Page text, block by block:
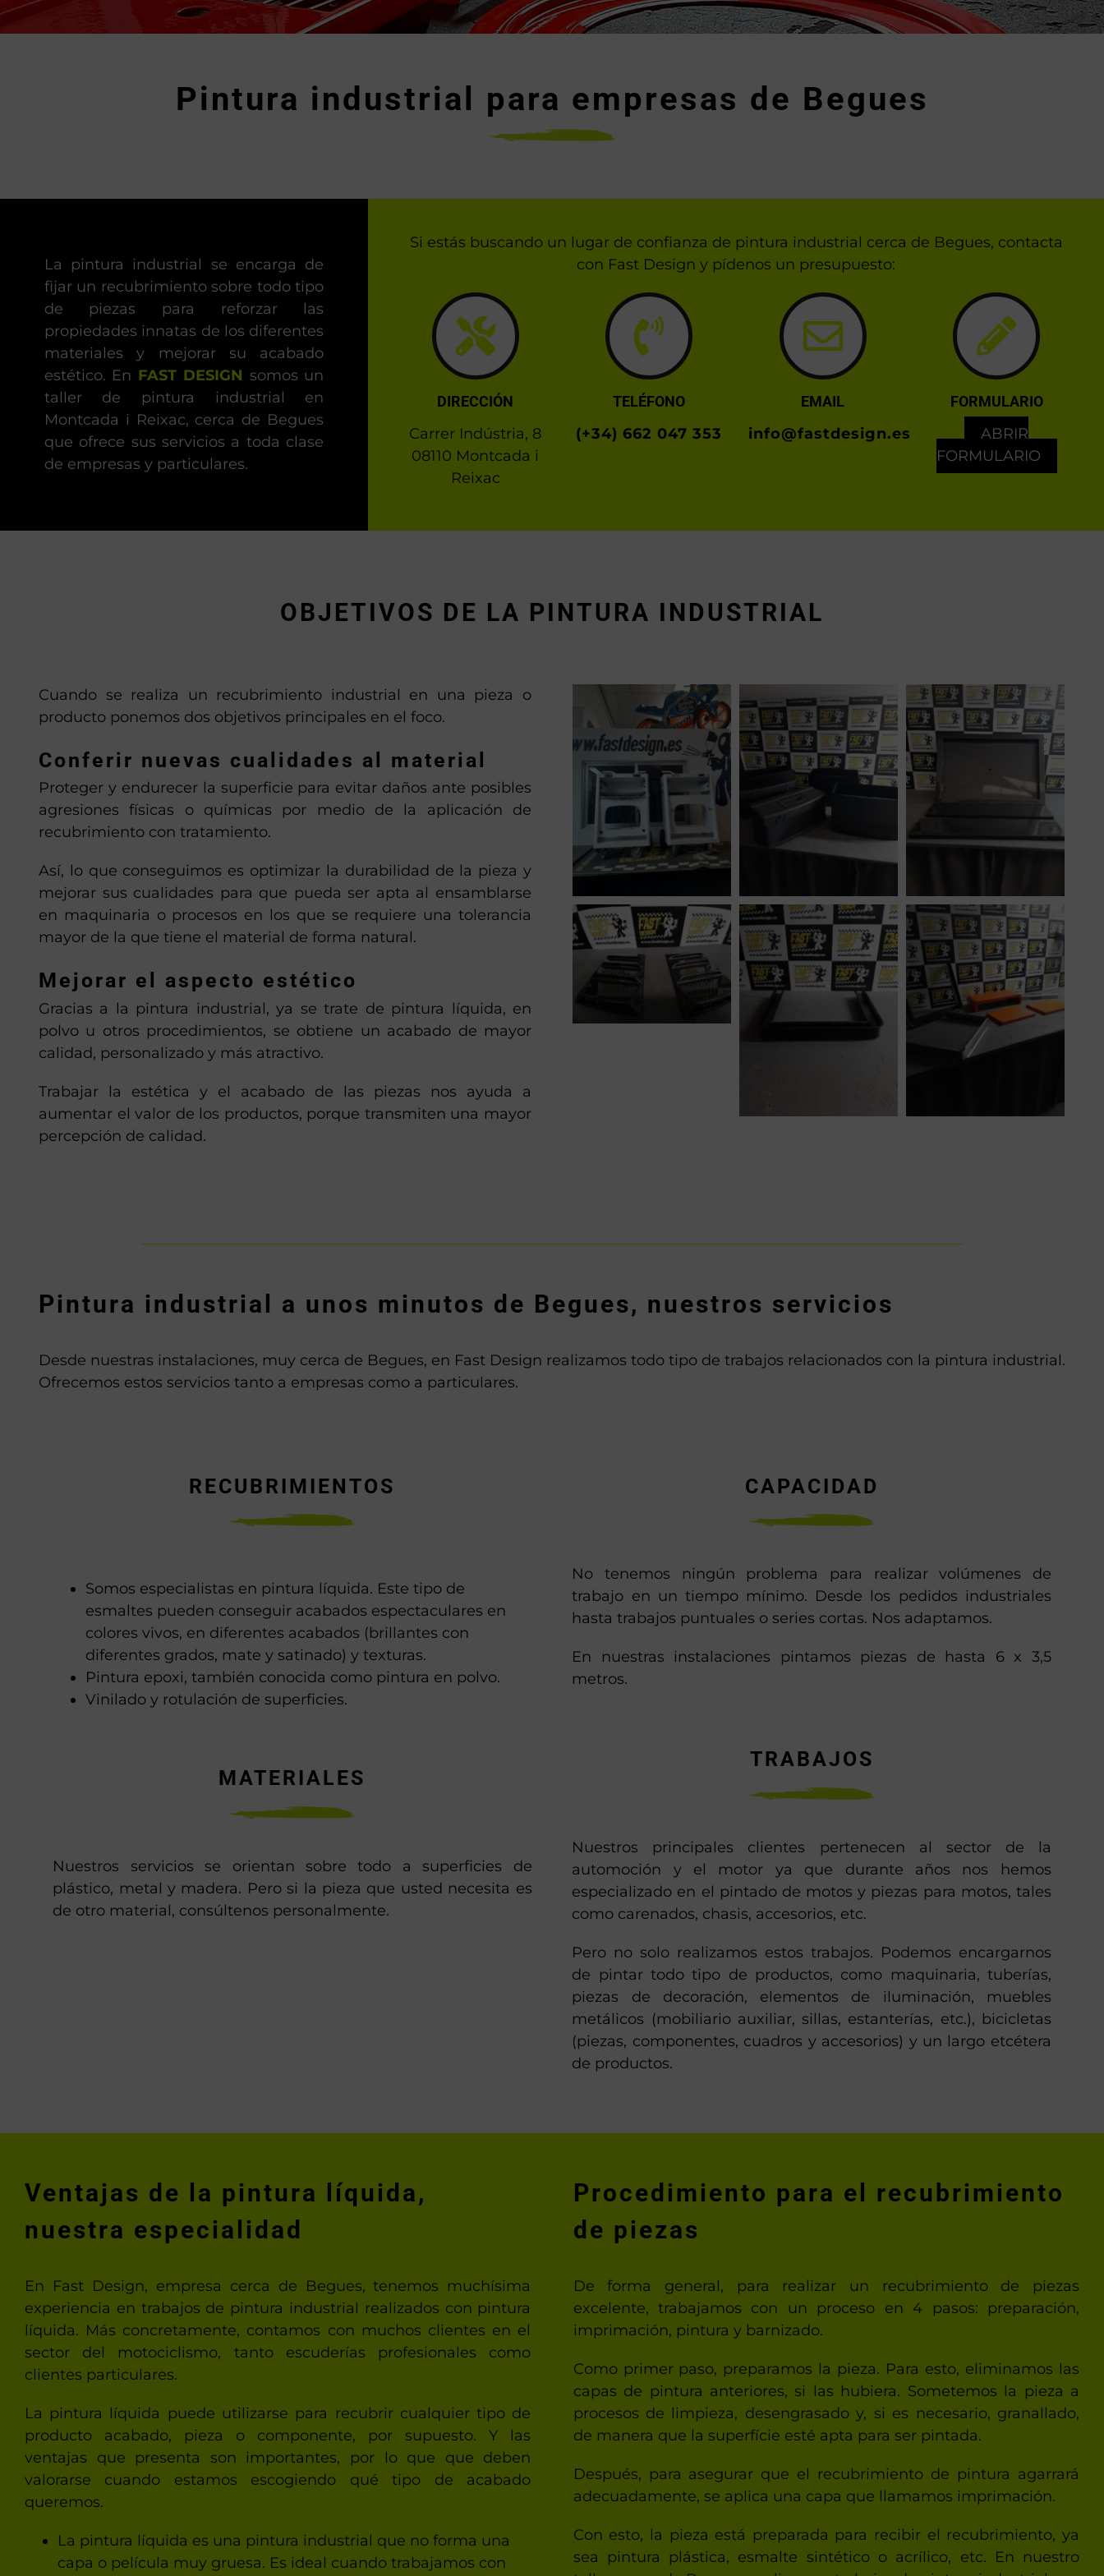
Pintura industrial para empresas de Begues
La pintura industrial se encarga de
fijar un recubrimiento sobre todo tipo
de piezas para reforzar las
propiedades innatas de los diferentes
materiales y mejorar su acabado
estético. En FAST DESIGN somos un
taller de pintura industrial en
Montcada i Reixac, cerca de Begues
que ofrece sus servicios a toda clase
de empresas y particulares.
Si estás buscando un lugar de confianza de pintura industrial cerca de Begues, contacta
con Fast Design y pídenos un presupuesto:
DIRECCIÓN
Carrer Indústria, 8
08110 Montcada i
Reixac
TELÉFONO
(+34) 662 047 353
EMAIL
info@fastdesign.es
FORMULARIO
ABRIR
FORMULARIO
OBJETIVOS DE LA PINTURA INDUSTRIAL
Cuando se realiza un recubrimiento industrial en una pieza o
producto ponemos dos objetivos principales en el foco.
Conferir nuevas cualidades al material
Proteger y endurecer la superficie para evitar daños ante posibles
agresiones físicas o químicas por medio de la aplicación de
recubrimiento con tratamiento.
Así, lo que conseguimos es optimizar la durabilidad de la pieza y
mejorar sus cualidades para que pueda ser apta al ensamblarse
en maquinaria o procesos en los que se requiere una tolerancia
mayor de la que tiene el material de forma natural.
Mejorar el aspecto estético
Gracias a la pintura industrial, ya se trate de pintura líquida, en
polvo u otros procedimientos, se obtiene un acabado de mayor
calidad, personalizado y más atractivo.
Trabajar la estética y el acabado de las piezas nos ayuda a
aumentar el valor de los productos, porque transmiten una mayor
percepción de calidad.
Pintura industrial a unos minutos de Begues, nuestros servicios
Desde nuestras instalaciones, muy cerca de Begues, en Fast Design realizamos todo tipo de trabajos relacionados con la pintura industrial.
Ofrecemos estos servicios tanto a empresas como a particulares.
RECUBRIMIENTOS
Somos especialistas en pintura líquida. Este tipo de
esmaltes pueden conseguir acabados espectaculares en
colores vivos, en diferentes acabados (brillantes con
diferentes grados, mate y satinado) y texturas.
Pintura epoxi, también conocida como pintura en polvo.
Vinilado y rotulación de superficies.
MATERIALES
Nuestros servicios se orientan sobre todo a superficies de
plástico, metal y madera. Pero si la pieza que usted necesita es
de otro material, consúltenos personalmente.
CAPACIDAD
No tenemos ningún problema para realizar volúmenes de
trabajo en un tiempo mínimo. Desde los pedidos industriales
hasta trabajos puntuales o series cortas. Nos adaptamos.
En nuestras instalaciones pintamos piezas de hasta 6 x 3,5
metros.
TRABAJOS
Nuestros principales clientes pertenecen al sector de la
automoción y el motor ya que durante años nos hemos
especializado en el pintado de motos y piezas para motos, tales
como carenados, chasis, accesorios, etc.
Pero no solo realizamos estos trabajos. Podemos encargarnos
de pintar todo tipo de productos, como maquinaria, tuberías,
piezas de decoración, elementos de iluminación, muebles
metálicos (mobiliario auxiliar, sillas, estanterías, etc.), bicicletas
(piezas, componentes, cuadros y accesorios) y un largo etcétera
de productos.
Ventajas de la pintura líquida,
nuestra especialidad
En Fast Design, empresa cerca de Begues, tenemos muchísima
experiencia en trabajos de pintura industrial realizados con pintura
líquida. Más concretamente, contamos con muchos clientes en el
sector del motociclismo, tanto escuderías profesionales como
clientes particulares.
La pintura líquida puede utilizarse para recubrir cualquier tipo de
producto acabado, pieza o componente, por supuesto. Y las
ventajas que presenta son importantes, por lo que que deben
valorarse cuando estamos escogiendo qué tipo de acabado
queremos.
La pintura líquida es una pintura industrial que no forma una
capa o película muy gruesa. Es ideal cuando trabajamos con
Procedimiento para el recubrimiento
de piezas
De forma general, para realizar un recubrimiento de piezas
excelente, trabajamos con un proceso en 4 pasos: preparación,
imprimación, pintura y barnizado.
Como primer paso, preparamos la pieza. Para esto, eliminamos las
capas de pintura anteriores, si las hubiera. Sometemos la pieza a
procesos de limpieza, desengrasado y, si es necesario, granallado,
de manera que la superfície esté apta para ser pintada.
Después, para asegurar que el recubrimiento de pintura agarrará
adecuadamente, se aplica una capa que llamamos imprimación.
Con esto, la pieza está preparada para recibir el recubrimiento, ya
sea pintura plástica, esmalte sintético o acrílico, etc. En nuestro